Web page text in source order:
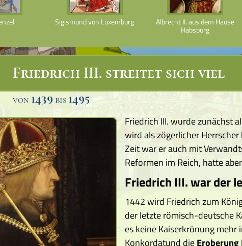
Sigismund von Luxemburg Albrecht II. aus dem Hause
Habsburg
Friedrich III. streitet sich viel
von 1439 bis 1495
Friedrich III. wurde zunächst
wird als zögerlicher
Zeit war er auch mit
Reformen im Reich, hatte
Friedrich III. war der
1442 wird Friedrich zum
der letzte römisch-deutsche
es keine Kaiserkrönung mehr
Konkordatund die